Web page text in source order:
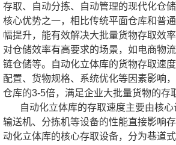
存取、自动分拣、自动管理的现代化仓
核心优势之一，相比传统平面仓库和普
幅提升，能有效解决大批量货物存取效
对仓储效率有高要求的场景，如电商物
链仓储等。自动化立体库的货物存取速
配置、货物规格、系统优化等因素影响
仓库的3-5倍，满足企业大批量货物的存
自动化立体库的存取速度主要由核心
输送机、分拣机等设备的性能直接影响
动化立体库的核心存取设备，分为巷道